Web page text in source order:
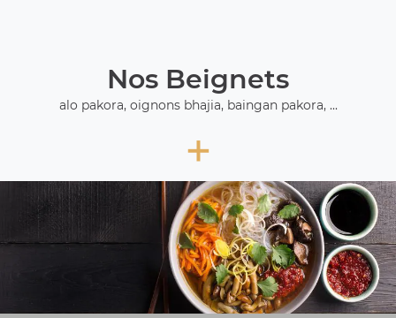
Nos Beignets
alo pakora, oignons bhajia, baingan pakora, ...
+